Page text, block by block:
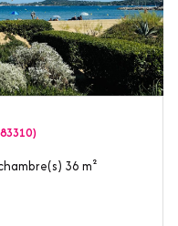
Appartement 2 pièce(s) 1 chambre(s) 36 m²